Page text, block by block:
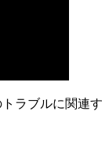
ラブルに関連す